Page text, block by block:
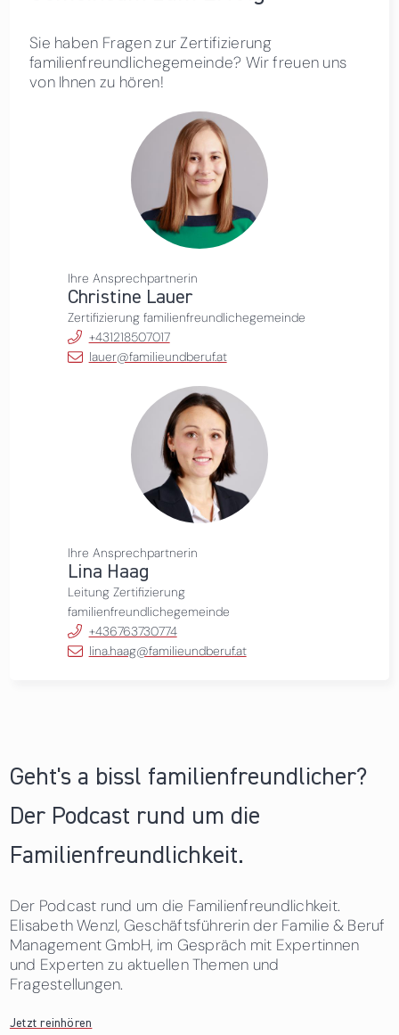
Sie haben Fragen zur Zertifizierung
familienfreundlichegemeinde? Wir freuen uns
von Ihnen zu hören!
Ihre Ansprechpartnerin
Christine Lauer
Zertifizierung familienfreundlichegemeinde
+431218507017
lauer@familieundberuf.at
Ihre Ansprechpartnerin
Lina Haag
Leitung Zertifizierung
familienfreundlichegemeinde
+436763730774
lina.haag@familieundberuf.at
Geht's a bissl familienfreundlicher?
Der Podcast rund um die
Familienfreundlichkeit.
Der Podcast rund um die Familienfreundlichkeit.
Elisabeth Wenzl, Geschäftsführerin der Familie & Beruf
Management GmbH, im Gespräch mit Expertinnen
und Experten zu aktuellen Themen und
Fragestellungen.
Jetzt reinhören